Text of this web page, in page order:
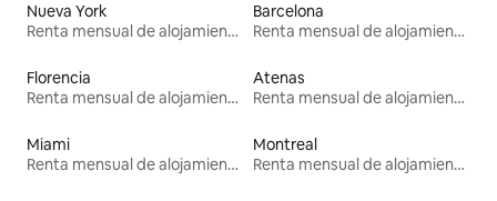
Nueva York
Renta mensual de alojamientos
Barcelona
Renta mensual de alojamientos
Florencia
Renta mensual de alojamientos
Atenas
Renta mensual de alojamientos
Miami
Renta mensual de alojamientos
Montreal
Renta mensual de alojamientos